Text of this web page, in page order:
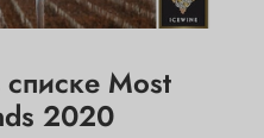
Most
2020